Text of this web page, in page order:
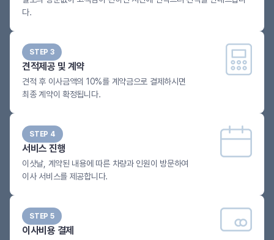
다.
STEP 3
견적제공 및 계약
견적 후 이사금액의 10%를 계약금으로 결제하시면
최종 계약이 확정됩니다.
STEP 4
서비스 진행
이삿날, 계약된 내용에 따른 차량과 인원이 방문하여
이사 서비스를 제공합니다.
STEP 5
이사비용 결제